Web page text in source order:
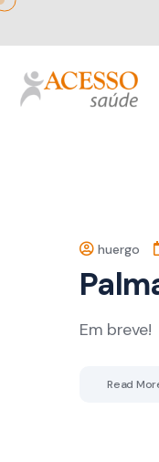
huergo
Em breve!
Read